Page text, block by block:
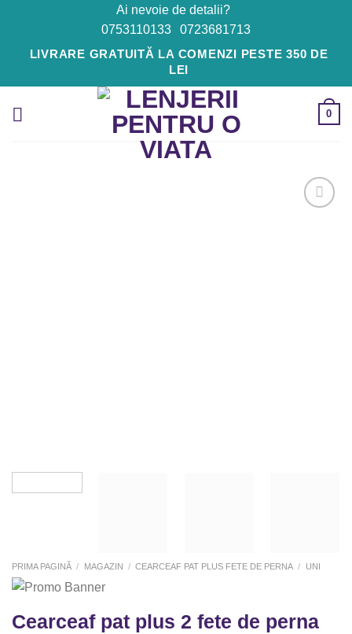
content
Ai nevoie de detalii?
0753110133
0723681713
LIVRARE GRATUITĂ LA COMENZI PESTE 350 DE
LEI
0
PRIMA PAGINĂ / MAGAZIN / CEARCEAF PAT PLUS FETE DE PERNA / UNI
Cearceaf pat plus 2 fete de perna